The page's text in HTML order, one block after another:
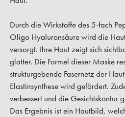
Durch die Wirkstoffe des 5-fach
Oligo Hyaluronsäure wird die
versorgt. Ihre Haut zeigt sich
glatter. Die Formel dieser Maske
strukturgebende Fasernetz der
Elastinsynthese wird gefördert.
verbessert und die Gesichtskontur
Das Ergebnis ist ein Hautbild,